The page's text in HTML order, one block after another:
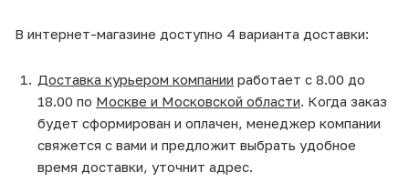
В интернет-магазине доступно 4 варианта доставки:
Доставка курьером компании работает с 8.00 до
18.00 по Москве и Московской области. Когда заказ
будет сформирован и оплачен, менеджер компании
свяжется с вами и предложит выбрать удобное
время доставки, уточнит адрес.